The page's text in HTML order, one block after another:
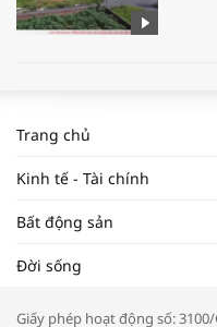
ĐẬP
Tọa
Trang chủ
Kinh tế - Tài chính
Bất động sản
Đời sống
Giấy phép hoạt động số: